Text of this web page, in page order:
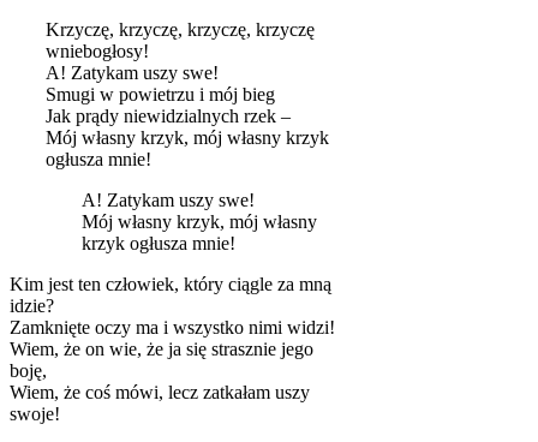
Krzyczę, krzyczę, krzyczę, krzyczę
wniebogłosy!
A! Zatykam uszy swe!
Smugi w powietrzu i mój bieg
Jak prądy niewidzialnych rzek –
Mój własny krzyk, mój własny krzyk
ogłusza mnie!
A! Zatykam uszy swe!
Mój własny krzyk, mój własny
krzyk ogłusza mnie!
Kim jest ten człowiek, który ciągle za mną
idzie?
Zamknięte oczy ma i wszystko nimi widzi!
Wiem, że on wie, że ja się strasznie jego
boję,
Wiem, że coś mówi, lecz zatkałam uszy
swoje!